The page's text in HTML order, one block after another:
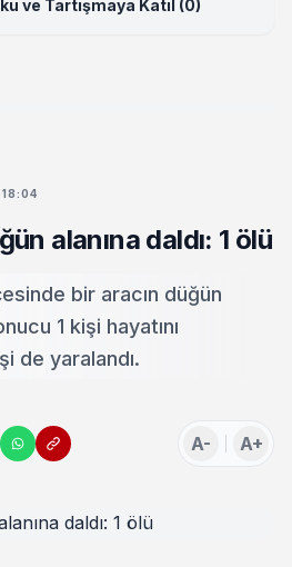
ve Tartışmaya Katıl (0)
alanına daldı: 1 ölü
bir aracın düğün
1 kişi hayatını
de yaralandı.
A- A+